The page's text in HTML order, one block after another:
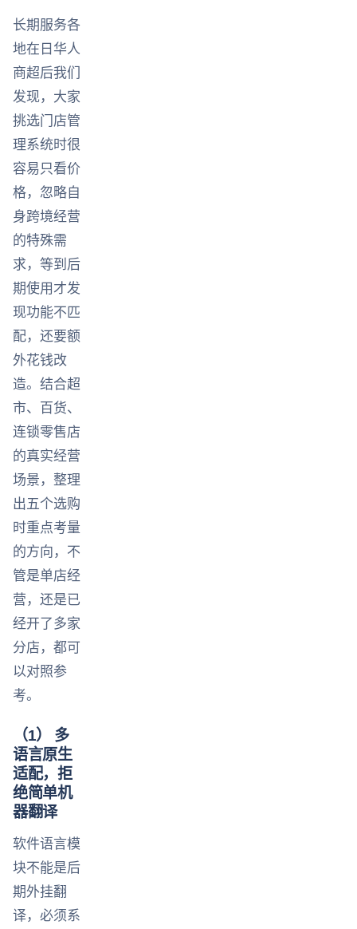
长期服务各
地在日华人
商超后我们
发现，大家
挑选门店管
理系统时很
容易只看价
格，忽略自
身跨境经营
的特殊需
求，等到后
期使用才发
现功能不匹
配，还要额
外花钱改
造。结合超
市、百货、
连锁零售店
的真实经营
场景，整理
出五个选购
时重点考量
的方向，不
管是单店经
营，还是已
经开了多家
分店，都可
以对照参
考。
（1） 多
语言原生
适配，拒
绝简单机
器翻译
软件语言模
块不能是后
期外挂翻
译，必须系